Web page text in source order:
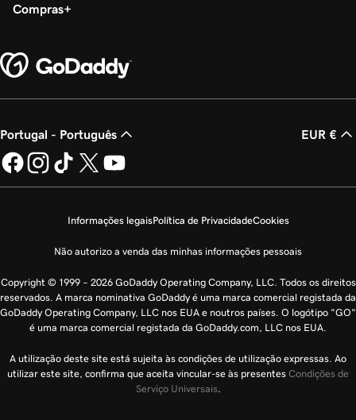
Compras
Portugal - Português EUR €
Informações legaisPolítica de PrivacidadeCookies
Não autorizo a venda das minhas informações pessoais
Copyright © 1999 – 2026 GoDaddy Operating Company, LLC. Todos os direitos
reservados. A marca nominativa GoDaddy é uma marca comercial registada da
GoDaddy Operating Company, LLC nos EUA e noutros países. O logótipo "GO"
é uma marca comercial registada da GoDaddy.com, LLC nos EUA.
A utilização deste site está sujeita às condições de utilização expressas. Ao
utilizar este site, confirma que aceita vincular-se às presentes Condições de
Serviço Universais.